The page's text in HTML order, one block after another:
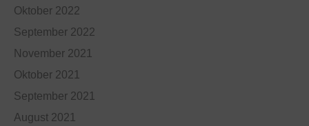
Oktober 2022
September 2022
November 2021
Oktober 2021
September 2021
August 2021